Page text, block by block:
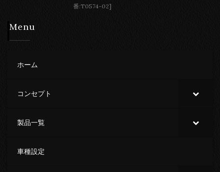
番:T0574-02]
Menu
ホーム
コンセプト
製品一覧
車種設定